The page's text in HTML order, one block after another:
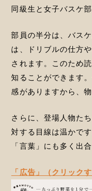
同級生と女子バスケ
部員の半分は、バス
は、ドリブルの仕方
されます。このため
知ることができます
感がありますから、
さらに、登場人物た
対する目線は温かで
「言葉」にも多く出
「広告」（クリック